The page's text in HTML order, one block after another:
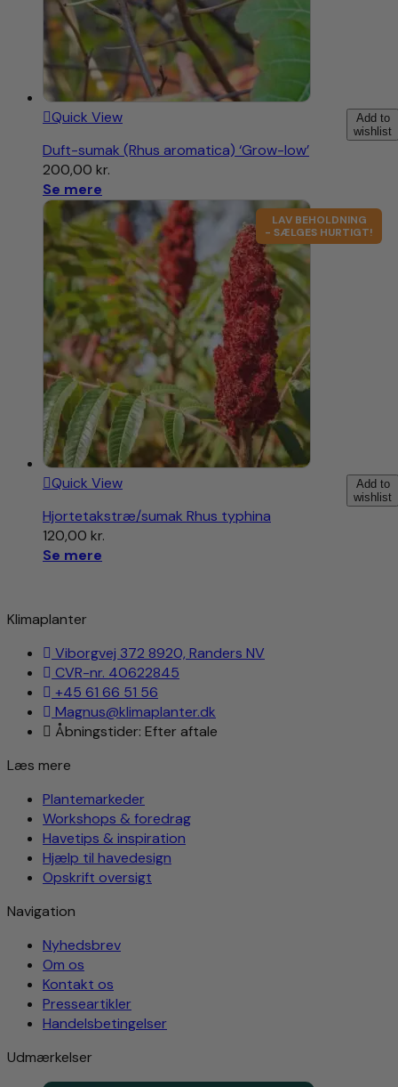
Add to
wishlist
Quick View
Duft-sumak (Rhus aromatica) ‘Grow-low’
200,00 kr.
Se mere
LAV BEHOLDNING
- SÆLGES HURTIGT!
Add to
wishlist
Quick View
Hjortetakstræ/sumak Rhus typhina
120,00 kr.
Se mere
Klimaplanter
Viborgvej 372 8920, Randers NV
CVR-nr. 40622845
+45 61 66 51 56
Magnus@klimaplanter.dk
Åbningstider: Efter aftale
Læs mere
Plantemarkeder
Workshops & foredrag
Havetips & inspiration
Hjælp til havedesign
Opskrift oversigt
Navigation
Nyhedsbrev
Om os
Kontakt os
Presseartikler
Handelsbetingelser
Udmærkelser